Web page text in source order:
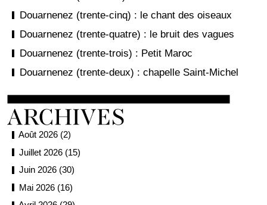
Douarnenez (trente-cinq) : le chant des oiseaux
Douarnenez (trente-quatre) : le bruit des vagues
Douarnenez (trente-trois) : Petit Maroc
Douarnenez (trente-deux) : chapelle Saint-Michel
Août 2026 (2)
Juillet 2026 (15)
Juin 2026 (30)
Mai 2026 (16)